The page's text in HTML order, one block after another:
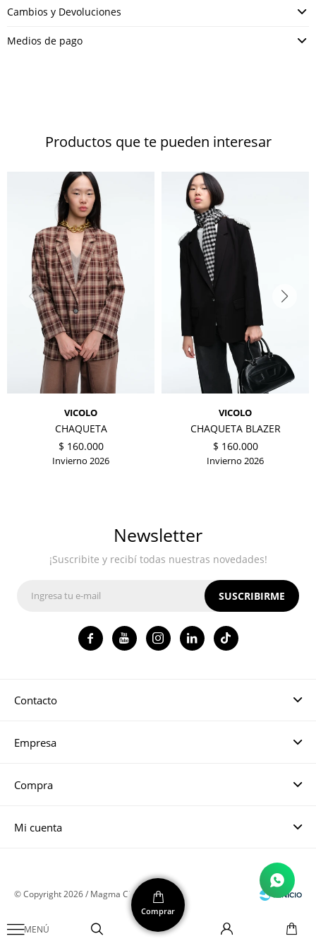

Cambios y Devoluciones
Medios de pago
Productos que te pueden interesar
VICOLO
CHAQUETA
$ 160.000
Invierno 2026
VICOLO
CHAQUETA BLAZER
$ 160.000
Invierno 2026
Contacto
Empresa
Compra
Mi cuenta
Newsletter
¡Suscribite y recibí todas nuestras novedades!
SUSCRIBIRME
   
© Copyright 2026 / Magma CH